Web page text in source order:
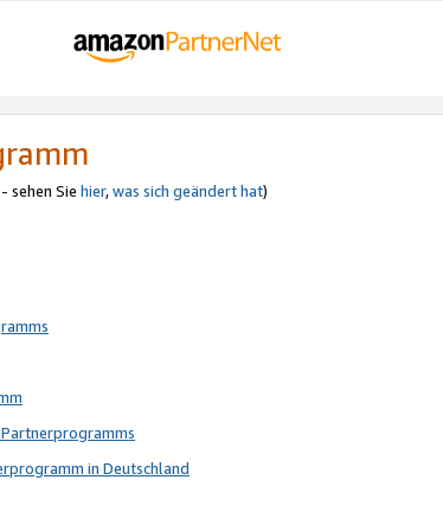
sehen Sie hier,was sich geändert hat)
in Deutschland